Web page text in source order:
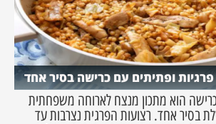
ופתיתים עם כרישה בסיר אחד
הוא מתכון מנצח לארוחה משפחתית
בסיר אחד. רצועות הפרגית נצרבות עד